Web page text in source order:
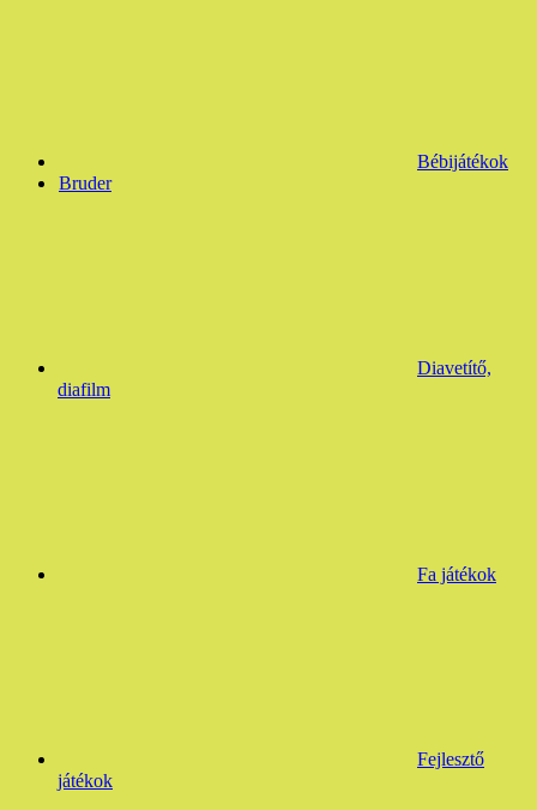
Bébijátékok
Bruder
Diavetítő,
diafilm
Fa játékok
Fejlesztő
játékok